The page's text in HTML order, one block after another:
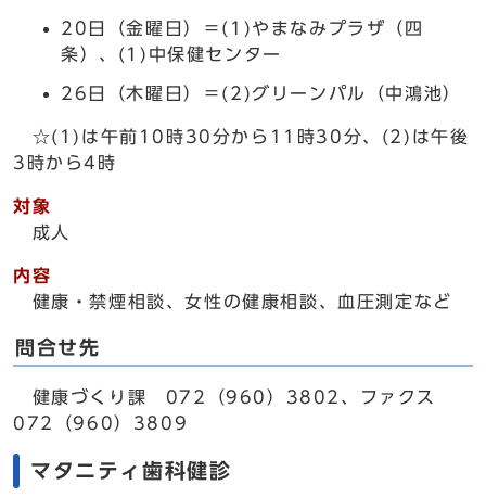
20日（金曜日）＝(1)やまなみプラザ（四
条）、(1)中保健センター
26日（木曜日）＝(2)グリーンパル（中鴻池）
☆(1)は午前10時30分から11時30分、(2)は午後
3時から4時
対象
成人
内容
健康・禁煙相談、女性の健康相談、血圧測定など
問合せ先
健康づくり課 072（960）3802、ファクス
072（960）3809
マタニティ歯科健診